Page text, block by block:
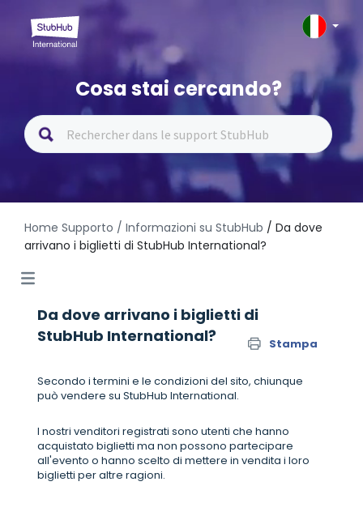
Cosa stai cercando?
Home Supporto / Informazioni su StubHub / Da dove
arrivano i biglietti di StubHub International?
Da dove arrivano i biglietti di
StubHub International?
Stampa
Secondo i termini e le condizioni del sito, chiunque
può vendere su StubHub International.
I nostri venditori registrati sono utenti che hanno
acquistato biglietti ma non possono partecipare
all'evento o hanno scelto di mettere in vendita i loro
biglietti per altre ragioni.